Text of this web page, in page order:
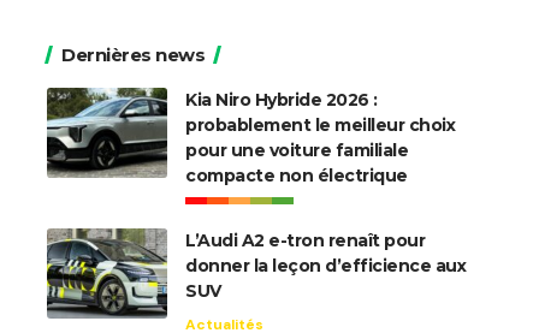
Dernières news
Kia Niro Hybride 2026 :
probablement le meilleur choix
pour une voiture familiale
compacte non électrique
L’Audi A2 e-tron renaît pour
donner la leçon d’efficience aux
SUV
Actualités